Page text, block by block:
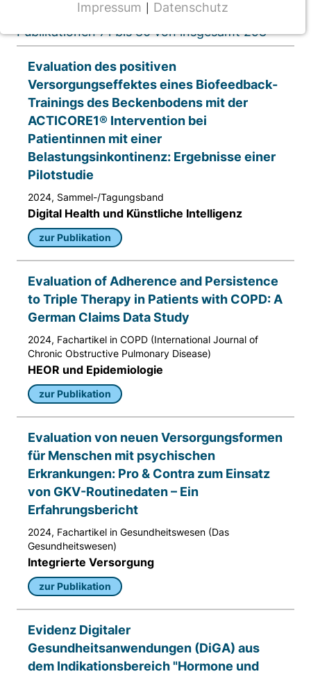
Publikationen 71 bis 80 von insgesamt 298
Evaluation des positiven
Versorgungseffektes eines Biofeedback-
Trainings des Beckenbodens mit der
ACTICORE1® Intervention bei
Patientinnen mit einer
Belastungsinkontinenz: Ergebnisse einer
Pilotstudie
2024, Sammel-/Tagungsband
Digital Health und Künstliche Intelligenz
zur Publikation
Evaluation of Adherence and Persistence
to Triple Therapy in Patients with COPD: A
German Claims Data Study
2024, Fachartikel in COPD (International Journal of
Chronic Obstructive Pulmonary Disease)
HEOR und Epidemiologie
zur Publikation
Evaluation von neuen Versorgungsformen
für Menschen mit psychischen
Erkrankungen: Pro & Contra zum Einsatz
von GKV-Routinedaten – Ein
Erfahrungsbericht
2024, Fachartikel in Gesundheitswesen (Das
Gesundheitswesen)
Integrierte Versorgung
zur Publikation
Evidenz Digitaler
Gesundheitsanwendungen (DiGA) aus
dem Indikationsbereich "Hormone und
NOTWENDIGE COOKIES
CMS Cookie
Name:
fe_typo_user
Anbieter:
TYPO3
Zweck:
Frontend Benutzer Identifizierung
Cookie Laufzeit:
Sitzung
TRACKING
Wir werten das Nutzerverhalten mit
Matomo aus.
Matomo SessionID
Name:
MATOMO_SESSID
Anbieter:
Matomo
Zweck:
Benutzer Tracking
Cookie Laufzeit:
Matomo Sprache
Name:
matomo_lang
Anbieter:
Matomo
Impressum Datenschutz